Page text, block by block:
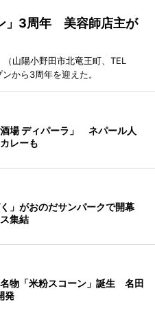
」3周年 美容師店主が
山陽小野田市北竜王町、TEL
から3周年を迎えた。
場 ディパーラ」 ネパール人
レーも
」がおのだサンパークで開幕
集結
物「米粉スコーン」誕生 名田
発